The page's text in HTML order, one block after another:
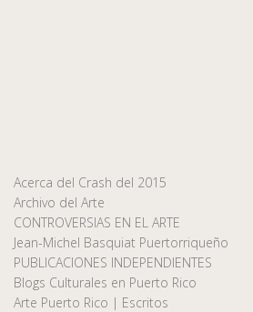
Acerca del Crash del 2015
Archivo del Arte
CONTROVERSIAS EN EL ARTE
Jean-Michel Basquiat Puertorriqueño
PUBLICACIONES INDEPENDIENTES
Blogs Culturales en Puerto Rico
Arte Puerto Rico | Escritos